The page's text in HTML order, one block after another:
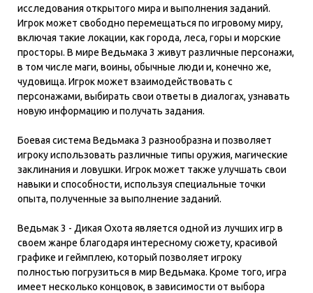
исследования открытого мира и выполнения заданий.
Игрок может свободно перемещаться по игровому миру,
включая такие локации, как города, леса, горы и морские
просторы. В мире Ведьмака 3 живут различные персонажи,
в том числе маги, воины, обычные люди и, конечно же,
чудовища. Игрок может взаимодействовать с
персонажами, выбирать свои ответы в диалогах, узнавать
новую информацию и получать задания.
Боевая система Ведьмака 3 разнообразна и позволяет
игроку использовать различные типы оружия, магические
заклинания и ловушки. Игрок может также улучшать свои
навыки и способности, используя специальные точки
опыта, полученные за выполнение заданий.
Ведьмак 3 - Дикая Охота является одной из лучших игр в
своем жанре благодаря интересному сюжету, красивой
графике и геймплею, который позволяет игроку
полностью погрузиться в мир Ведьмака. Кроме того, игра
имеет несколько концовок, в зависимости от выбора